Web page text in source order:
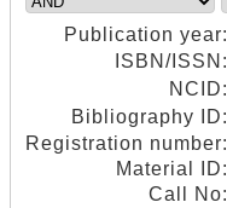
Publication year:
ISBN/ISSN:
NCID:
Bibliography ID:
Registration number:
Material ID:
Call No: